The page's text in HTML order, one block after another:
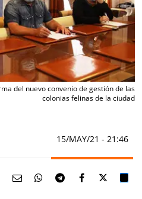
del nuevo convenio de gestión de las
colonias felinas de la ciudad
15/MAY/21 - 21:46